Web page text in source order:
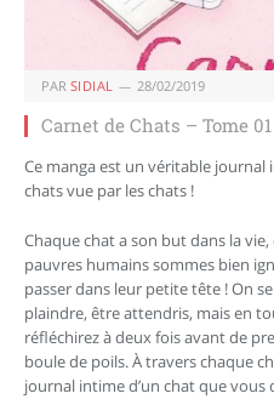
PAR SIDIAL 28/02/2019
Carnet de Chats – Tome 01
Ce manga est un véritable journal
chats vue par les chats !
Chaque chat a son but dans la
pauvres humains sommes bien
passer dans leur petite tête ! On
plaindre, être attendris, mais en
réfléchirez à deux fois avant de
boule de poils. À travers chaque
journal intime d’un chat que vous